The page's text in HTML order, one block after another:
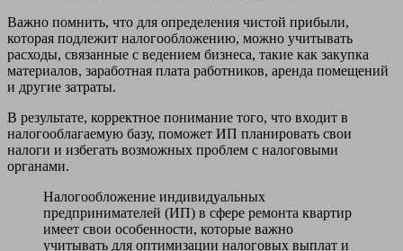
Важно помнить, что для определения чистой прибыли,
которая подлежит налогообложению, можно учитывать
расходы, связанные с ведением бизнеса, такие как закупка
материалов, заработная плата работников, аренда помещений
и другие затраты.
В результате, корректное понимание того, что входит в
налогооблагаемую базу, поможет ИП планировать свои
налоги и избегать возможных проблем с налоговыми
органами.
Налогообложение индивидуальных
предпринимателей (ИП) в сфере ремонта квартир
имеет свои особенности, которые важно
учитывать для оптимизации налоговых выплат и